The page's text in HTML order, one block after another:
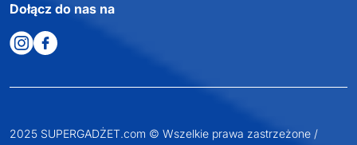
Dołącz do nas na
2025 SUPERGADŻET.com © Wszelkie prawa zastrzeżone /